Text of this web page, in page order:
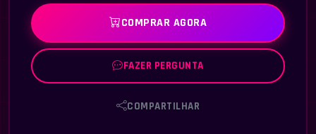
COMPRAR AGORA
FAZER PERGUNTA
COMPARTILHAR